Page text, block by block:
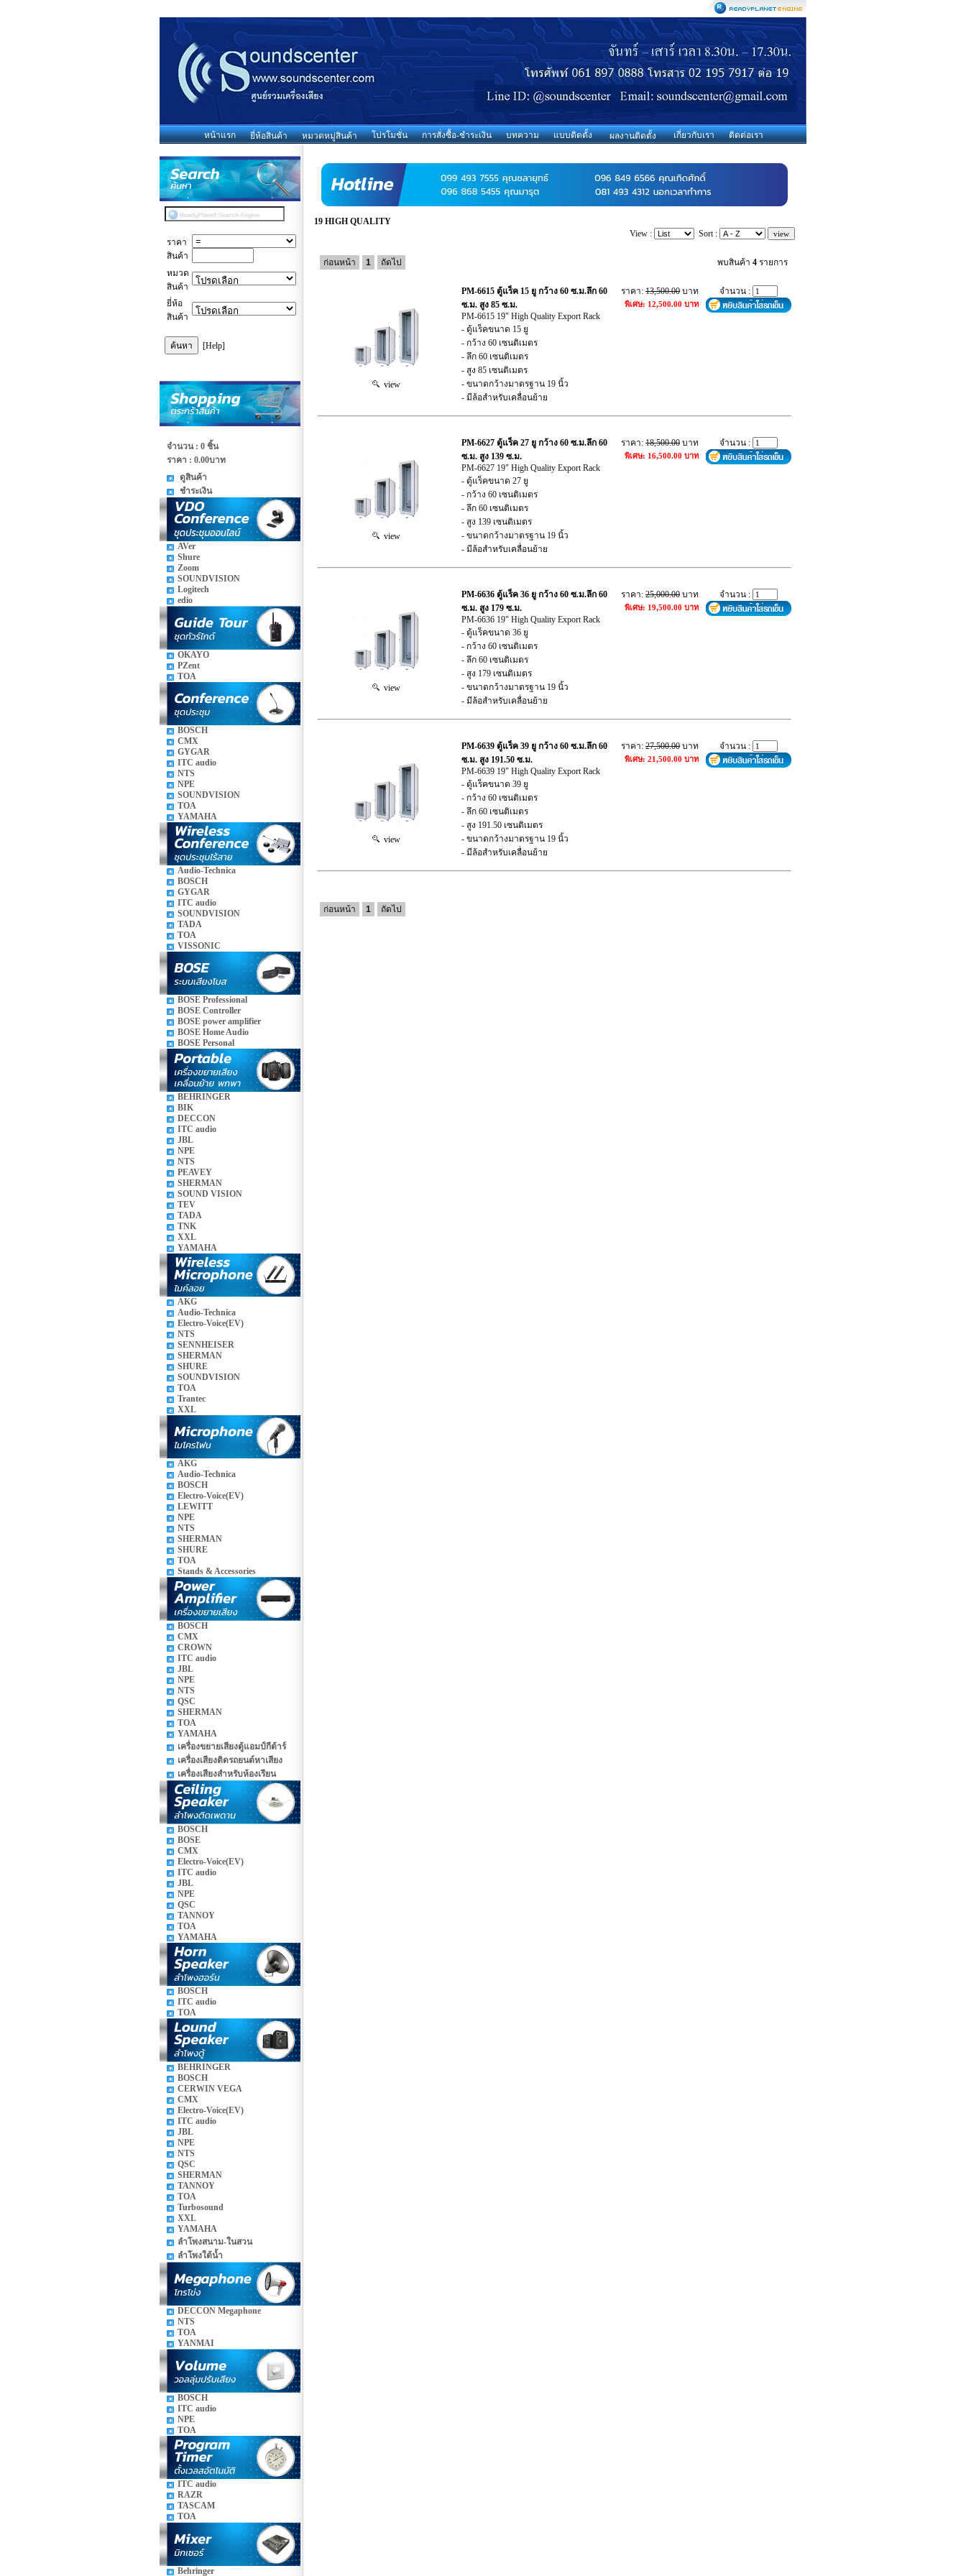
หน้าแรก ยี่ห้อสินค้า หมวดหมู่สินค้า โปรโมชั่น การสั่งซื้อ-ชำระเงิน บทความ แบบติดตั้ง ผลงานติดตั้ง เกี่ยวกับเรา ติดต่อเรา
ราคา
สินค้า
หมวด
สินค้า
ยี่ห้อ
สินค้า
[Help]
จำนวน : 0 ชิ้น
ราคา : 0.00บาท
ดูสินค้า
ชำระเงิน
AVer
Shure
Zoom
SOUNDVISION
Logitech
edio
OKAYO
PZent
TOA
BOSCH
CMX
GYGAR
ITC audio
NTS
NPE
SOUNDVISION
TOA
YAMAHA
Audio-Technica
BOSCH
GYGAR
ITC audio
SOUNDVISION
TADA
TOA
VISSONIC
BOSE Professional
BOSE Controller
BOSE power amplifier
BOSE Home Audio
BOSE Personal
BEHRINGER
BIK
DECCON
ITC audio
JBL
NPE
NTS
PEAVEY
SHERMAN
SOUND VISION
TEV
TADA
TNK
XXL
YAMAHA
AKG
Audio-Technica
Electro-Voice(EV)
NTS
SENNHEISER
SHERMAN
SHURE
SOUNDVISION
TOA
Trantec
XXL
AKG
Audio-Technica
BOSCH
Electro-Voice(EV)
LEWITT
NPE
NTS
SHERMAN
SHURE
TOA
Stands & Accessories
BOSCH
CMX
CROWN
ITC audio
JBL
NPE
NTS
QSC
SHERMAN
TOA
YAMAHA
เครื่องขยายเสียงตู้แอมป์กีต้าร์
เครื่องเสียงติดรถยนต์หาเสียง
เครื่องเสียงสำหรับห้องเรียน
BOSCH
BOSE
CMX
Electro-Voice(EV)
ITC audio
JBL
NPE
QSC
TANNOY
TOA
YAMAHA
BOSCH
ITC audio
TOA
BEHRINGER
BOSCH
CERWIN VEGA
CMX
Electro-Voice(EV)
ITC audio
JBL
NPE
NTS
QSC
SHERMAN
TANNOY
TOA
Turbosound
XXL
YAMAHA
ลำโพงสนาม-ในสวน
ลำโพงใต้น้ำ
DECCON Megaphone
NTS
TOA
YANMAI
BOSCH
ITC audio
NPE
TOA
ITC audio
RAZR
TASCAM
TOA
Behringer
19 HIGH QUALITY
View :
Sort :
ก่อนหน้า 1 ถัดไป พบสินค้า4 รายการ
view
PM-6615 ตู้แร็ค 15 ยู กว้าง 60 ซ.ม.ลึก 60
ซ.ม. สูง 85 ซ.ม.
PM-6615 19" High Quality Export Rack
- ตู้แร็คขนาด 15 ยู
- กว้าง 60 เซนติเมตร
- ลึก 60 เซนติเมตร
- สูง 85 เซนติเมตร
- ขนาดกว้างมาตรฐาน 19 นิ้ว
- มีล้อสำหรับเคลื่อนย้าย
ราคา:13,500.00 บาท
พิเศษ: 12,500.00 บาท
จำนวน :
view
PM-6627 ตู้แร็ค 27 ยู กว้าง 60 ซ.ม.ลึก 60
ซ.ม. สูง 139 ซ.ม.
PM-6627 19" High Quality Export Rack
- ตู้แร็คขนาด 27 ยู
- กว้าง 60 เซนติเมตร
- ลึก 60 เซนติเมตร
- สูง 139 เซนติเมตร
- ขนาดกว้างมาตรฐาน 19 นิ้ว
- มีล้อสำหรับเคลื่อนย้าย
ราคา:18,500.00 บาท
พิเศษ: 16,500.00 บาท
จำนวน :
view
PM-6636 ตู้แร็ค 36 ยู กว้าง 60 ซ.ม.ลึก 60
ซ.ม. สูง 179 ซ.ม.
PM-6636 19" High Quality Export Rack
- ตู้แร็คขนาด 36 ยู
- กว้าง 60 เซนติเมตร
- ลึก 60 เซนติเมตร
- สูง 179 เซนติเมตร
- ขนาดกว้างมาตรฐาน 19 นิ้ว
- มีล้อสำหรับเคลื่อนย้าย
ราคา:25,000.00 บาท
พิเศษ: 19,500.00 บาท
จำนวน :
view
PM-6639 ตู้แร็ค 39 ยู กว้าง 60 ซ.ม.ลึก 60
ซ.ม. สูง 191.50 ซ.ม.
PM-6639 19" High Quality Export Rack
- ตู้แร็คขนาด 39 ยู
- กว้าง 60 เซนติเมตร
- ลึก 60 เซนติเมตร
- สูง 191.50 เซนติเมตร
- ขนาดกว้างมาตรฐาน 19 นิ้ว
- มีล้อสำหรับเคลื่อนย้าย
ราคา:27,500.00 บาท
พิเศษ: 21,500.00 บาท
จำนวน :
ก่อนหน้า 1 ถัดไป